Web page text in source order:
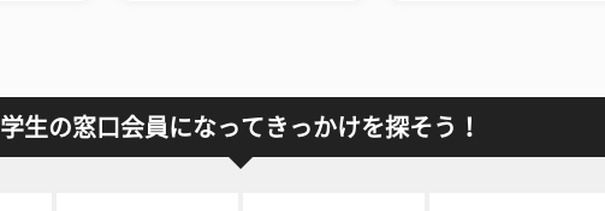
学生の窓口会員になってきっかけを探そう！